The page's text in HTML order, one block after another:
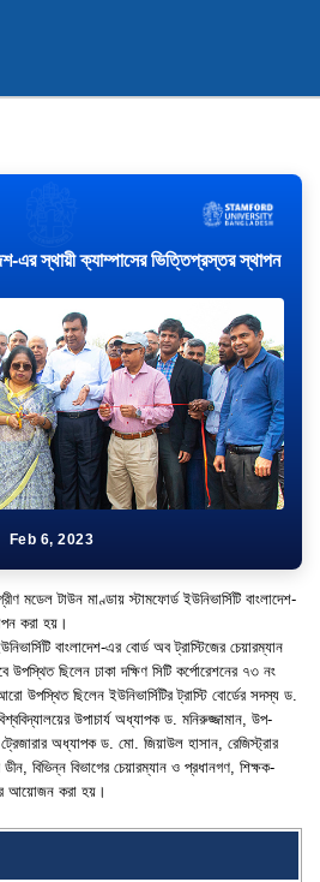
course of Batch 72 in the BBA
এর স্থায়ী ক্যাম্পাসের ভিত্তিপ্রস্তর স্থাপন
Feb 6, 2023
মডেল টাউন মাণ্ডায় স্টামফোর্ড ইউনিভার্সিটি বাংলাদেশ-
করা হয়।
বাংলাদেশ-এর বোর্ড অব ট্রাস্টিজের চেয়ারম্যান
ছিলেন ঢাকা দক্ষিণ সিটি কর্পোরেশনের ৭৩ নং
উপস্থিত ছিলেন ইউনিভার্সিটির ট্রাস্টি বোর্ডের সদস্য ড.
উপাচার্য অধ্যাপক ড. মনিরুজ্জামান, উপ-
অধ্যাপক ড. মো. জিয়াউল হাসান, রেজিস্ট্রার
বিভিন্ন বিভাগের চেয়ারম্যান ও প্রধানগণ, শিক্ষক-
আয়োজন করা হয়।